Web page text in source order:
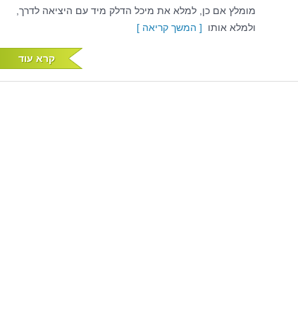
מומלץ אם כן, למלא את מיכל הדלק מיד עם היציאה לדרך,
ולמלא אותו [ המשך קריאה ]
קרא עוד